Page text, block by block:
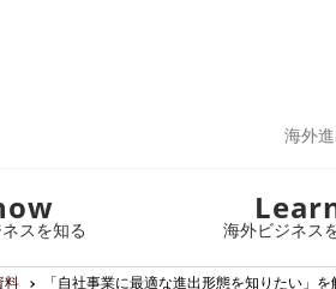
海外
スを知る 海外ビジネス
料 「自社事業に最適な進出形態を知りたい」